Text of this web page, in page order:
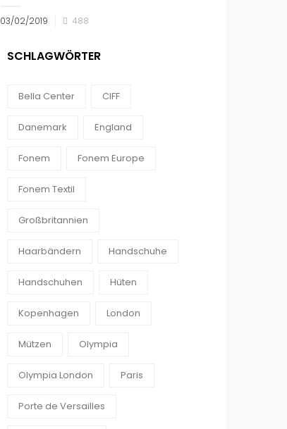
03/02/2019 488
SCHLAGWÖRTER
Bella Center CIFF
Danemark England
Fonem Fonem Europe
Fonem Textil
Großbritannien
Haarbändern Handschuhe
Handschuhen Hüten
Kopenhagen London
Mützen Olympia
Olympia London Paris
Porte de Versailles